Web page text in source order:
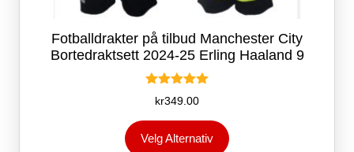
Fotballdrakter på tilbud Manchester City
Bortedraktsett 2024-25 Erling Haaland 9
Vurdert
5.00
av 5
kr349.00
Velg Alternativ
produktet